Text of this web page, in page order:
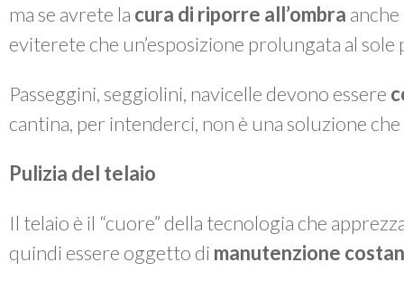
ma se avrete la cura di riporre all’ombra
eviterete che un’esposizione prolungata al sole
Passeggini, seggiolini, navicelle devono essere
cantina, per intenderci, non è una soluzione
Pulizia del telaio
Il telaio è il “cuore” della tecnologia che
quindi essere oggetto di manutenzione